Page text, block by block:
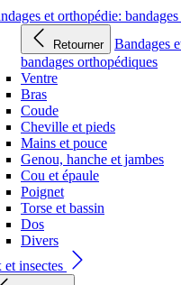
et orthopédie:
Retourner
Bandages
bandages orthopédiques
Ventre
Bras
Coude
Cheville et pieds
Mains et pouce
Genou, hanche et jambes
Cou et épaule
Poignet
Torse et bassin
Dos
Divers
insectes